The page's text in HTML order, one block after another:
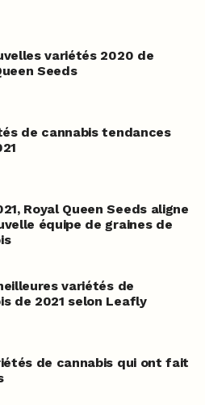
variétés 2020 de
Seeds
de cannabis tendances
Royal Queen Seeds aligne
équipe de graines de
variétés de
de 2021 selon Leafly
de cannabis qui ont fait